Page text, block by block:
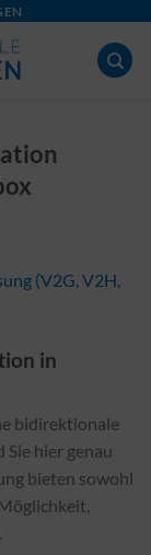
in
bidirektionale
hier genau
bieten sowohl